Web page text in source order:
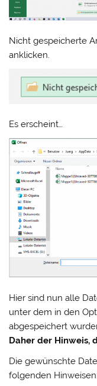
Nicht gespeicherte
anklicken.
Es erscheint…
Hier sind nun alle
unter dem in den
abgespeichert
Daher der Hinweis,
Die gewünschte
folgenden Hinweisen: